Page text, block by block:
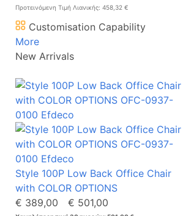
Προτεινόμενη Τιμή Λιανικής: 458,32 €
Customisation Capability
More
New Arrivals
Style 100P Low Back Office Chair
with COLOR OPTIONS
€ 389,00
€ 501,00